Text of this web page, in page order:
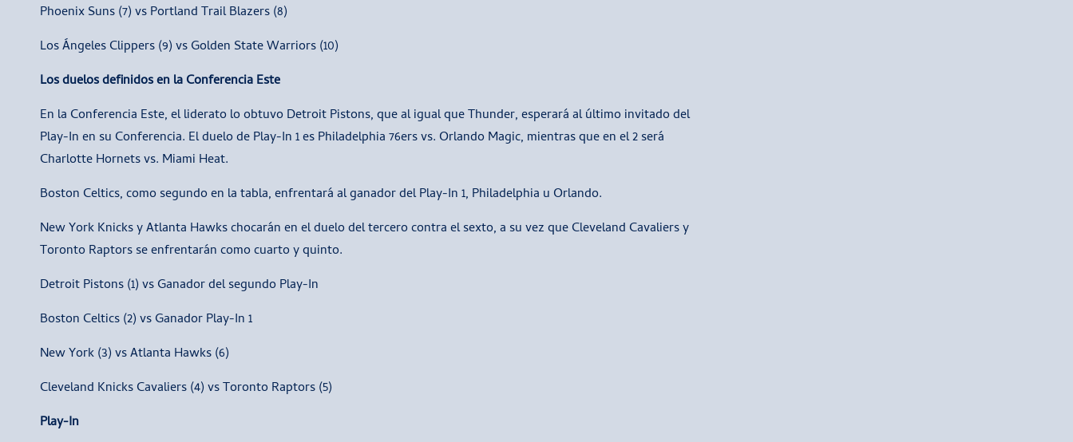
Phoenix Suns (7) vs Portland Trail Blazers (8)
Los Ángeles Clippers (9) vs Golden State Warriors (10)
Los duelos definidos en la Conferencia Este
En la Conferencia Este, el liderato lo obtuvo Detroit Pistons, que al igual que Thunder, esperará al último invitado del
Play-In en su Conferencia. El duelo de Play-In 1 es Philadelphia 76ers vs. Orlando Magic, mientras que en el 2 será
Charlotte Hornets vs. Miami Heat.
Boston Celtics, como segundo en la tabla, enfrentará al ganador del Play-In 1, Philadelphia u Orlando.
New York Knicks y Atlanta Hawks chocarán en el duelo del tercero contra el sexto, a su vez que Cleveland Cavaliers y
Toronto Raptors se enfrentarán como cuarto y quinto.
Detroit Pistons (1) vs Ganador del segundo Play-In
Boston Celtics (2) vs Ganador Play-In 1
New York (3) vs Atlanta Hawks (6)
Cleveland Knicks Cavaliers (4) vs Toronto Raptors (5)
Play-In